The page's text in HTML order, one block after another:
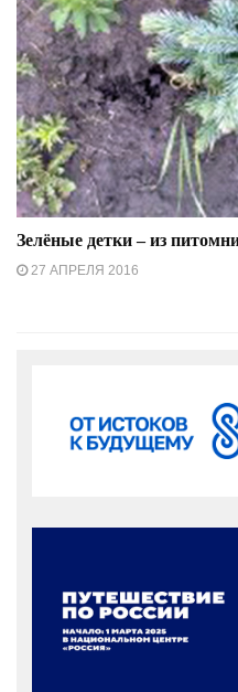
Зелёные детки – из
27 АПРЕЛЯ 2016